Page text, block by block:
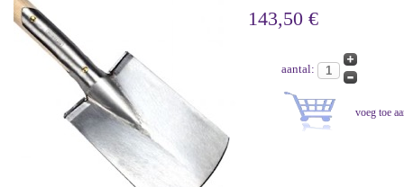
143,50 €
aantal: